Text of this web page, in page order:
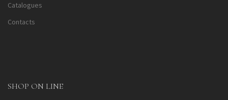
Catalogues
Contacts
SHOP ON LINE